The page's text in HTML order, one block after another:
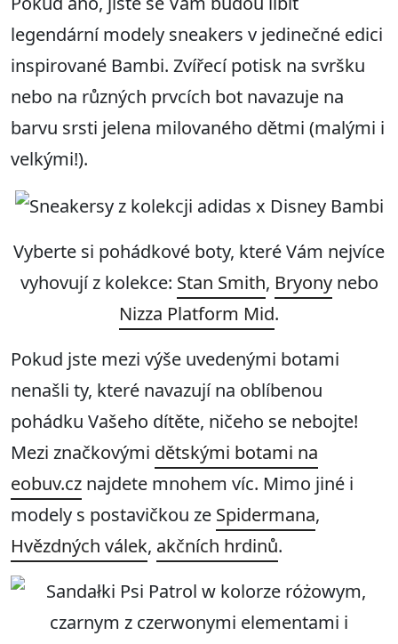
legendární modely sneakers v jedinečné edici
inspirované Bambi. Zvířecí potisk na svršku
nebo na různých prvcích bot navazuje na
barvu srsti jelena milovaného dětmi (malými i
velkými!).
Vyberte si pohádkové boty, které Vám nejvíce
vyhovují z kolekce: Stan Smith, Bryonynebo
Nizza Platform Mid.
Pokud jste mezi výše uvedenými botami
nenašli ty, které navazují na oblíbenou
pohádku Vašeho dítěte, ničeho se nebojte!
Mezi značkovými dětskými botami na
eobuv.cz najdete mnohem víc. Mimo jiné i
modely s postavičkou ze Spidermana,
Hvězdných válek, akčních hrdinů.